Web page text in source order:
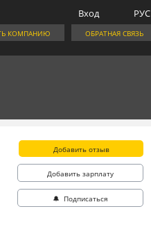
РУС
Вход
ОБРАТНАЯ СВЯЗЬ
КОМПАНИЮ
Добавить отзыв
Добавить зарплату
🔔 Подписаться